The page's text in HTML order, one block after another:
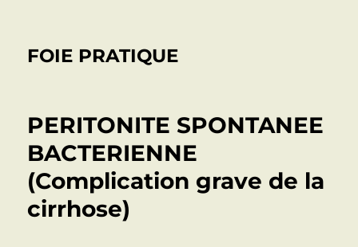
FOIE PRATIQUE
PERITONITE SPONTANEE
BACTERIENNE
(Complication grave de la
cirrhose)